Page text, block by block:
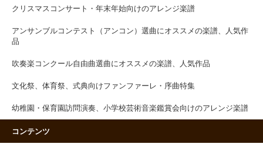
クリスマスコンサート・年末年始向けのアレンジ楽譜
アンサンブルコンテスト（アンコン）選曲にオススメの楽譜、人気作
品
吹奏楽コンクール自由曲選曲にオススメの楽譜、人気作品
文化祭、体育祭、式典向けファンファーレ・序曲特集
幼稚園・保育園訪問演奏、小学校芸術音楽鑑賞会向けのアレンジ楽譜
コンテンツ